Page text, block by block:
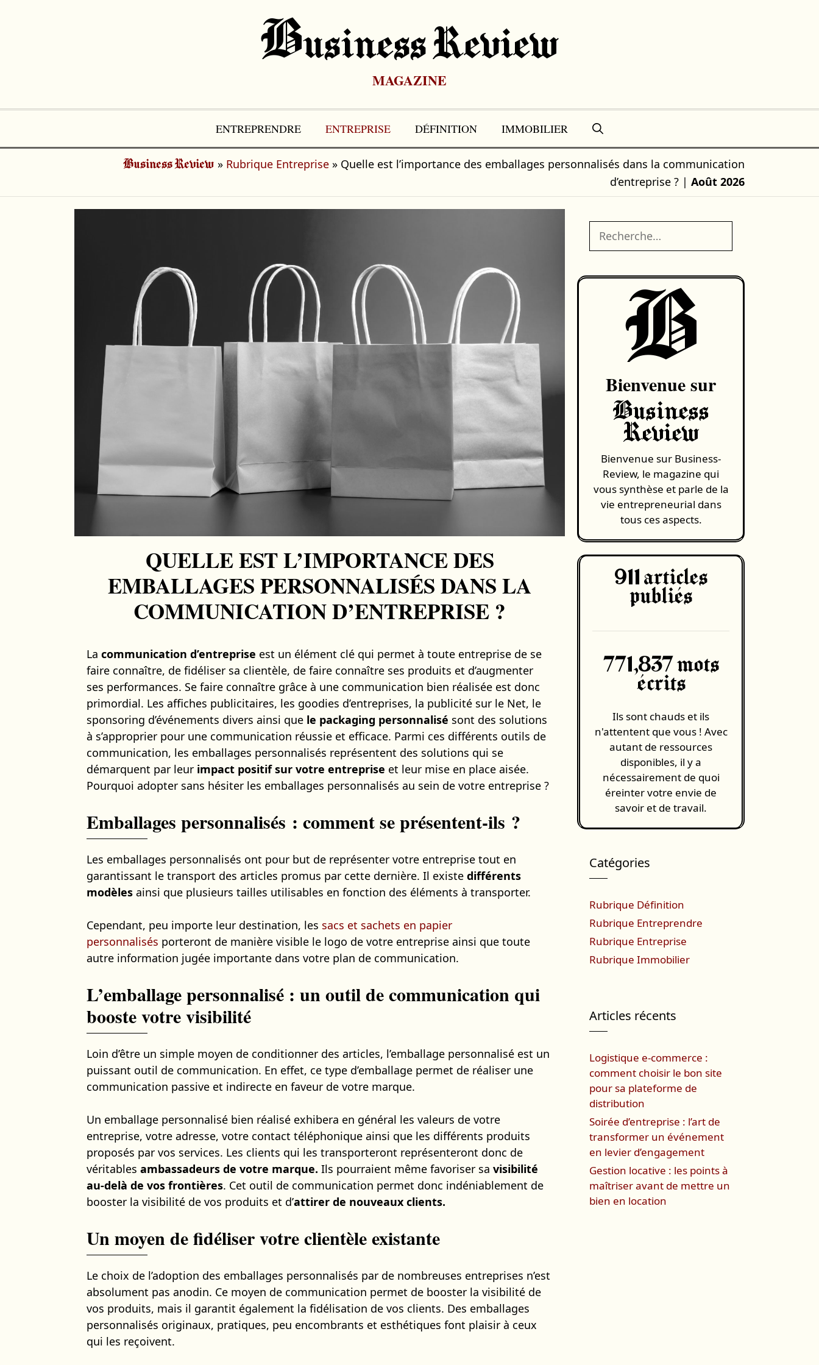
BUsiness Review
MAGAZINE
ENTREPRENDRE ENTREPRISE DÉFINITION IMMOBILIER
Business Review » Rubrique Entreprise » Quelle est l’importance des emballages personnalisés dans la communication
d’entreprise ? | Août 2026
QUELLE EST L’IMPORTANCE DES
EMBALLAGES PERSONNALISÉS DANS LA
COMMUNICATION D’ENTREPRISE ?
La communication d’entreprise est un élément clé qui permet à toute entreprise de se
faire connaître, de fidéliser sa clientèle, de faire connaître ses produits et d’augmenter
ses performances. Se faire connaître grâce à une communication bien réalisée est donc
primordial. Les affiches publicitaires, les goodies d’entreprises, la publicité sur le Net, le
sponsoring d’événements divers ainsi que le packaging personnalisé sont des solutions
à s’approprier pour une communication réussie et efficace. Parmi ces différents outils de
communication, les emballages personnalisés représentent des solutions qui se
démarquent par leur impact positif sur votre entreprise et leur mise en place aisée.
Pourquoi adopter sans hésiter les emballages personnalisés au sein de votre entreprise ?
Emballages personnalisés : comment se présentent-ils ?
Les emballages personnalisés ont pour but de représenter votre entreprise tout en
garantissant le transport des articles promus par cette dernière. Il existe différents
modèles ainsi que plusieurs tailles utilisables en fonction des éléments à transporter.
Cependant, peu importe leur destination, les sacs et sachets en papier
personnalisés porteront de manière visible le logo de votre entreprise ainsi que toute
autre information jugée importante dans votre plan de communication.
L’emballage personnalisé : un outil de communication qui
booste votre visibilité
Loin d’être un simple moyen de conditionner des articles, l’emballage personnalisé est un
puissant outil de communication. En effet, ce type d’emballage permet de réaliser une
communication passive et indirecte en faveur de votre marque.
Un emballage personnalisé bien réalisé exhibera en général les valeurs de votre
entreprise, votre adresse, votre contact téléphonique ainsi que les différents produits
proposés par vos services. Les clients qui les transporteront représenteront donc de
véritables ambassadeurs de votre marque. Ils pourraient même favoriser sa visibilité
au-delà de vos frontières. Cet outil de communication permet donc indéniablement de
booster la visibilité de vos produits et d’attirer de nouveaux clients.
Un moyen de fidéliser votre clientèle existante
Le choix de l’adoption des emballages personnalisés par de nombreuses entreprises n’est
absolument pas anodin. Ce moyen de communication permet de booster la visibilité de
vos produits, mais il garantit également la fidélisation de vos clients. Des emballages
personnalisés originaux, pratiques, peu encombrants et esthétiques font plaisir à ceux
qui les reçoivent.
Rechercher :
B
Bienvenue sur
Business
Review
Bienvenue sur Business-
Review, le magazine qui
vous synthèse et parle de la
vie entrepreneurial dans
tous ces aspects.
911 articles
publiés
771,837 mots
écrits
Ils sont chauds et ils
n'attentent que vous ! Avec
autant de ressources
disponibles, il y a
nécessairement de quoi
éreinter votre envie de
savoir et de travail.
Catégories
Rubrique Définition
Rubrique Entreprendre
Rubrique Entreprise
Rubrique Immobilier
Articles récents
Logistique e-commerce :
comment choisir le bon site
pour sa plateforme de
distribution
Soirée d’entreprise : l’art de
transformer un événement
en levier d’engagement
Gestion locative : les points à
maîtriser avant de mettre un
bien en location